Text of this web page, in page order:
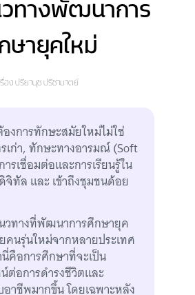
วทางพัฒนาการ
ษายุคใหม่
รื่อง ปรียานุช ปรีชามาตย์
งการทักษะสมัยใหม่ไม่ใช่
เก่า, ทักษะทางอารมณ์ (Soft
รเชื่อมต่อและการเรียนรู้ใน
จิทัล และ เข้าถึงชุมชนด้อย
วทางที่พัฒนาการศึกษายุค
คนรุ่นใหม่จากหลายประเทศ
คือการศึกษาที่จะเป็น
ต่อการดำรงชีวิตและ
าชีพมากขึ้น โดยเฉพาะหลัง